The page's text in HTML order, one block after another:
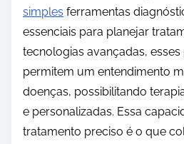
simples ferramentas
essenciais para planejar
tecnologias avançadas,
permitem um entendimento
doenças, possibilitando
e personalizadas. Essa
tratamento preciso é o que